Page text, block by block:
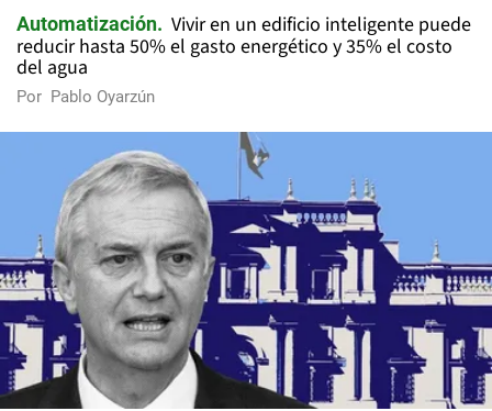
Automatización
Vivir en un edificio inteligente puede
reducir hasta 50% el gasto energético y 35% el costo
del agua
Por Pablo Oyarzún